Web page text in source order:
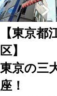
【東京都
区】
東京の三
座！